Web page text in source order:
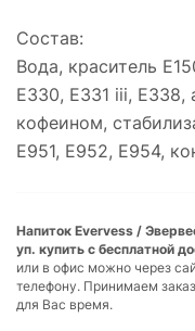
Состав:
Вода, краситель
E330, Е331 iii, E338,
кофеином,
Е951, Е952, Е954,
Напиток Evervess /
уп. купить с бесплатной
или в офис можно через
телефону. Принимаем
для Вас время.